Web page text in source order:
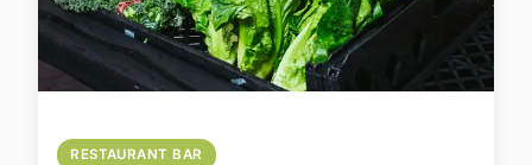
RESTAURANT BAR